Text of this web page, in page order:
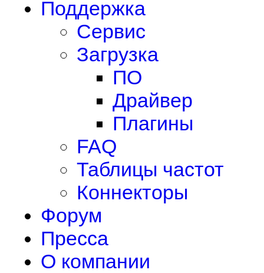
Поддержка
Сервис
Загрузка
ПО
Драйвер
Плагины
FAQ
Таблицы частот
Коннекторы
Форум
Пресса
О компании